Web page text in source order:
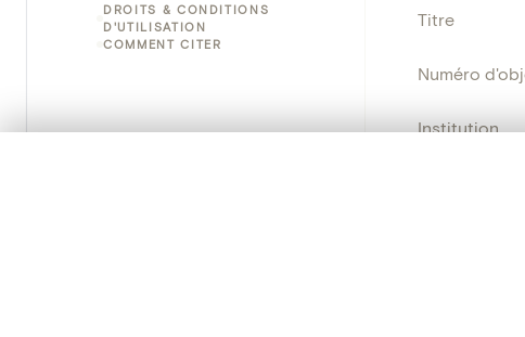
DROITS & CONDITIONS
D'UTILISATION
COMMENT CITER
Titre
Numéro
Institution